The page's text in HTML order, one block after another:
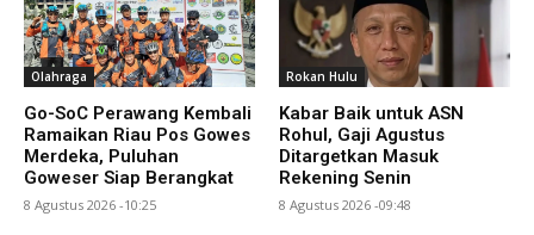
Olahraga
Go-SoC Perawang Kembali
Ramaikan Riau Pos Gowes
Merdeka, Puluhan
Goweser Siap Berangkat
8 Agustus 2026 -10:25
Rokan Hulu
Kabar Baik untuk ASN
Rohul, Gaji Agustus
Ditargetkan Masuk
Rekening Senin
8 Agustus 2026 -09:48